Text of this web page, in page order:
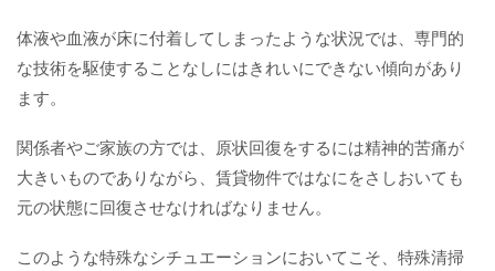
体液や血液が床に付着してしまったような状況では、専門的
な技術を駆使することなしにはきれいにできない傾向があり
ます。
関係者やご家族の方では、原状回復をするには精神的苦痛が
大きいものでありながら、賃貸物件ではなにをさしおいても
元の状態に回復させなければなりません。
このような特殊なシチュエーションにおいてこそ、特殊清掃